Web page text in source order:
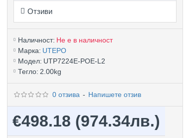
Отзиви
Наличност: Не е в наличност
Марка: UTEPO
Модел: UTP7224E-POE-L2
Тегло: 2.00kg
0 отзива - Напишете отзив
€498.18 (974.34лв.)